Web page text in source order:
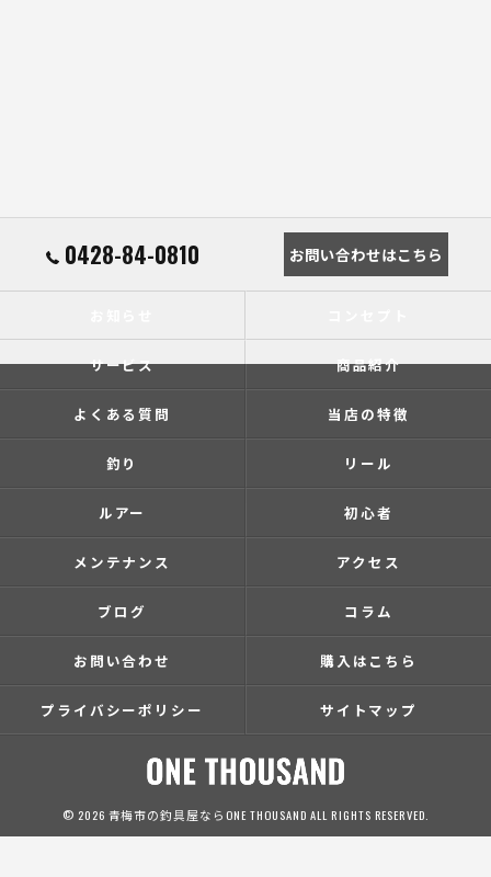
0428-84-0810 お問い合わせはこちら
サービス 商品紹介
よくある質問 当店の特徴
釣り リール
ルアー 初心者
メンテナンス アクセス
ブログ コラム
お問い合わせ 購入はこちら
プライバシーポリシー サイトマップ
© 2026 青梅市の釣具屋ならONE THOUSAND ALL RIGHTS RESERVED.